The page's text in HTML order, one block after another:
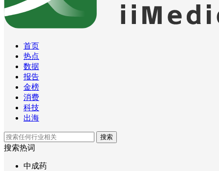
首页
热点
数据
报告
金榜
消费
科技
出海
搜索
搜索热词
中成药